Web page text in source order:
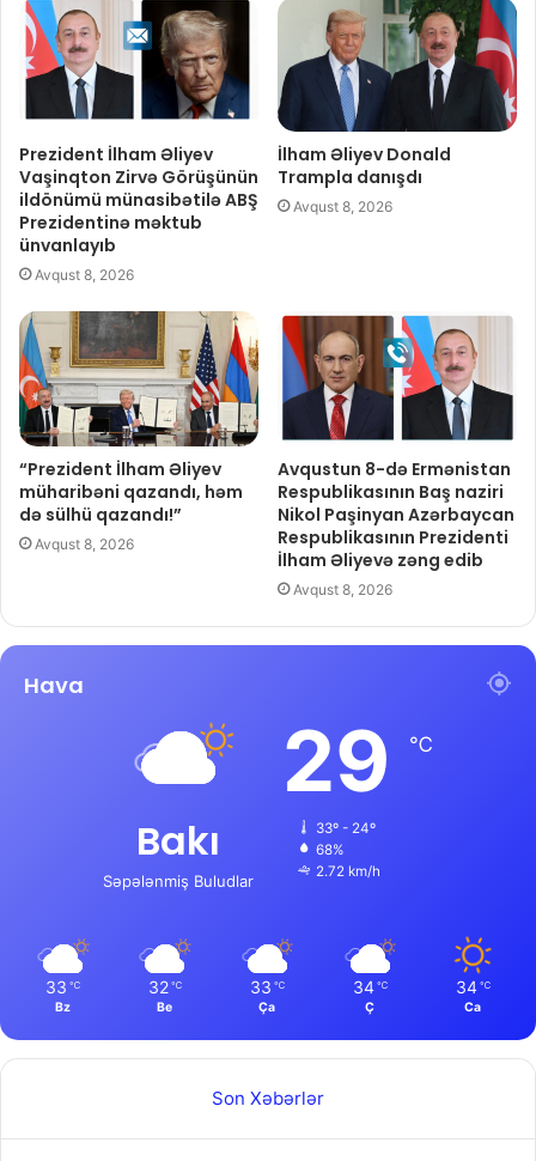
Prezident İlham Əliyev
Vaşinqton Zirvə Görüşünün
ildönümü münasibətilə ABŞ
Prezidentinə məktub
ünvanlayıb
Avqust 8, 2026
İlham Əliyev Donald
Trampla danışdı
Avqust 8, 2026
“Prezident İlham Əliyev
müharibəni qazandı, həm
də sülhü qazandı!”
Avqust 8, 2026
Avqustun 8-də Ermənistan
Respublikasının Baş naziri
Nikol Paşinyan Azərbaycan
Respublikasının Prezidenti
İlham Əliyevə zəng edib
Avqust 8, 2026
Hava
Bakı
Səpələnmiş Buludlar
29 ℃
33º - 24º
68%
2.72 km/h
33 ℃
Bz
32 ℃
Be
33 ℃
Ça
34 ℃
Ç
34 ℃
Ca
Son Xəbərlər